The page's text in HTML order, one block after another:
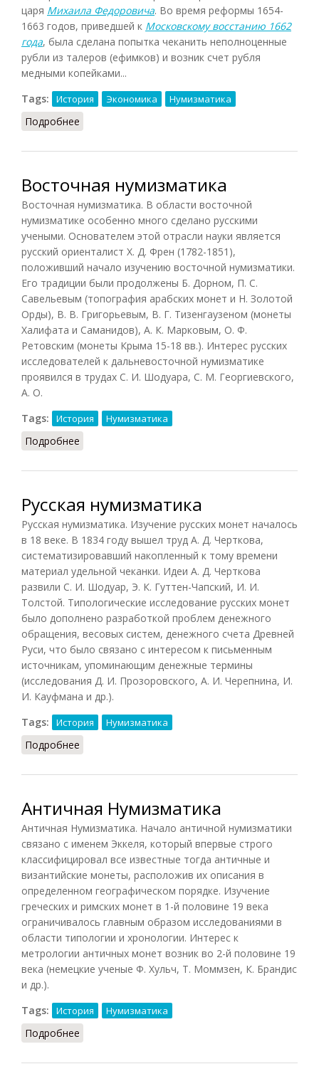
царя Михаила Федоровича. Во время реформы 1654-
1663 годов, приведшей к Московскому восстанию 1662
года, была сделана попытка чеканить неполноценные
рубли из талеров (ефимков) и возник счет рубля
медными копейками...
Tags:
История Экономика Нумизматика
Подробнее
Восточная нумизматика
Восточная нумизматика. В области восточной
нумизматике особенно много сделано русскими
учеными. Основателем этой отрасли науки является
русский ориенталист X. Д. Френ (1782-1851),
положивший начало изучению восточной нумизматики.
Его традиции были продолжены Б. Дорном, П. С.
Савельевым (топография арабских монет и Н. Золотой
Орды), В. В. Григорьевым, В. Г. Тизенгаузеном (монеты
Халифата и Саманидов), А. К. Марковым, О. Ф.
Ретовским (монеты Крыма 15-18 вв.). Интерес русских
исследователей к дальневосточной нумизматике
проявился в трудах С. И. Шодуара, С. М. Георгиевского,
А. О.
Tags:
История Нумизматика
Подробнее
Русская нумизматика
Русская нумизматика. Изучение русских монет началось
в 18 веке. В 1834 году вышел труд А. Д. Черткова,
систематизировавший накопленный к тому времени
материал удельной чеканки. Идеи А. Д. Черткова
развили С. И. Шодуар, Э. К. Гуттен-Чапский, И. И.
Толстой. Типологические исследование русских монет
было дополнено разработкой проблем денежного
обращения, весовых систем, денежного счета Древней
Руси, что было связано с интересом к письменным
источникам, упоминающим денежные термины
(исследования Д. И. Прозоровского, А. И. Черепнина, И.
И. Кауфмана и др.).
Tags:
История Нумизматика
Подробнее
Античная Нумизматика
Античная Нумизматика. Начало античной нумизматики
связано с именем Эккеля, который впервые строго
классифицировал все известные тогда античные и
византийские монеты, расположив их описания в
определенном географическом порядке. Изучение
греческих и римских монет в 1-й половине 19 века
ограничивалось главным образом исследованиями в
области типологии и хронологии. Интерес к
метрологии античных монет возник во 2-й половине 19
века (немецкие ученые Ф. Хульч, Т. Моммзен, К. Брандис
и др.).
Tags:
История Нумизматика
Подробнее